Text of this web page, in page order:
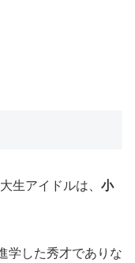
生アイドルは、 小
学した秀才でありな